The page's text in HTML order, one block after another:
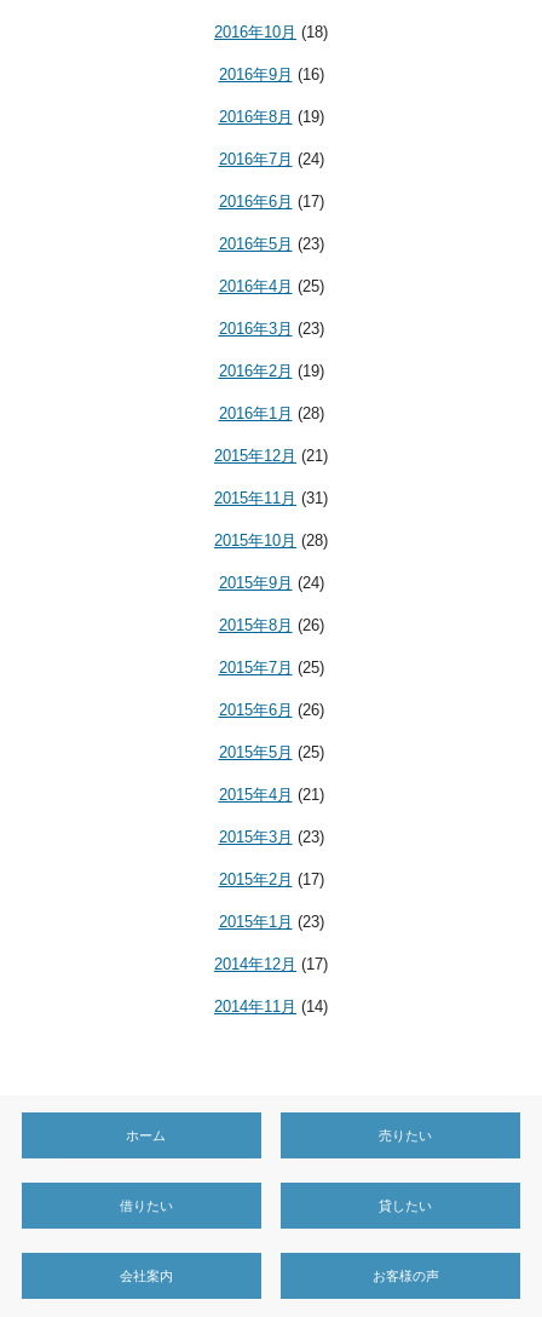
2016年10月 (18)
2016年9月 (16)
2016年8月 (19)
2016年7月 (24)
2016年6月 (17)
2016年5月 (23)
2016年4月 (25)
2016年3月 (23)
2016年2月 (19)
2016年1月 (28)
2015年12月 (21)
2015年11月 (31)
2015年10月 (28)
2015年9月 (24)
2015年8月 (26)
2015年7月 (25)
2015年6月 (26)
2015年5月 (25)
2015年4月 (21)
2015年3月 (23)
2015年2月 (17)
2015年1月 (23)
2014年12月 (17)
2014年11月 (14)
ホーム 売りたい
借りたい 貸したい
会社案内 お客様の声